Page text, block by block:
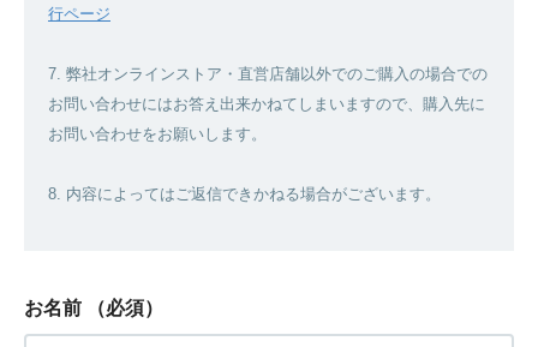
行ページ
7. 弊社オンラインストア・直営店舗以外でのご購入の場合での
お問い合わせにはお答え出来かねてしまいますので、購入先に
お問い合わせをお願いします。
8. 内容によってはご返信できかねる場合がございます。
お名前 （必須）